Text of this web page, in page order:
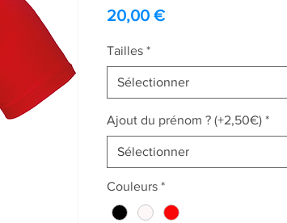
20,00 €Prix
Tailles *
Sélectionner
Ajout du prénom ? (+2,50€) *
Sélectionner
Couleurs *